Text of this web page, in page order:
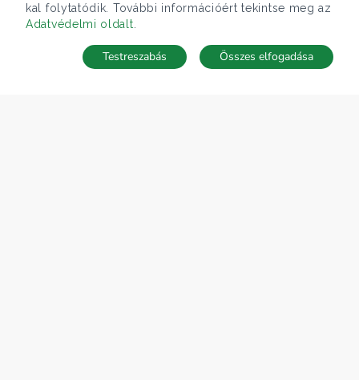
Telefonhívás Kapcsolat
kal folytatódik. További információért tekintse meg az
Adatvédelmi oldalt
Összes elfogadása
Testreszabás